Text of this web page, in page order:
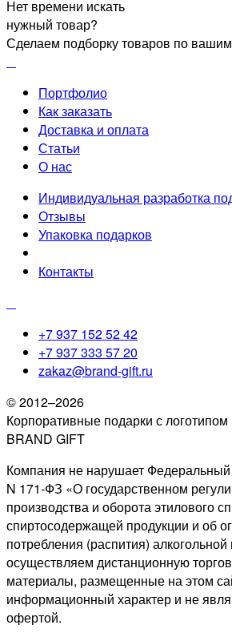
Нет времени искать
нужный товар?
Сделаем подборку товаров по
Портфолио
Как заказать
Доставка и оплата
Статьи
О нас
Индивидуальная разработка
Отзывы
Упаковка подарков
Контакты
+7 937 152 52 42
+7 937 333 57 20
zakaz@brand-gift.ru
© 2012–2026
Корпоративные подарки с
BRAND GIFT
Компания не нарушает Федеральный
N 171-ФЗ «О государственном
производства и оборота этилового
спиртосодержащей продукции и об
потребления (распития)
осуществляем дистанционную
материалы, размещенные на этом
информационный характер и не
офертой.